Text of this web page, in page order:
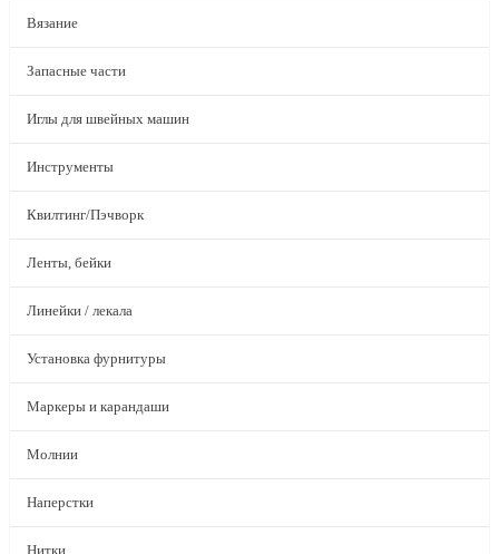
Вязание
Запасные части
Иглы для швейных машин
Инструменты
Квилтинг/Пэчворк
Ленты, бейки
Линейки / лекала
Установка фурнитуры
Маркеры и карандаши
Молнии
Наперстки
Нитки